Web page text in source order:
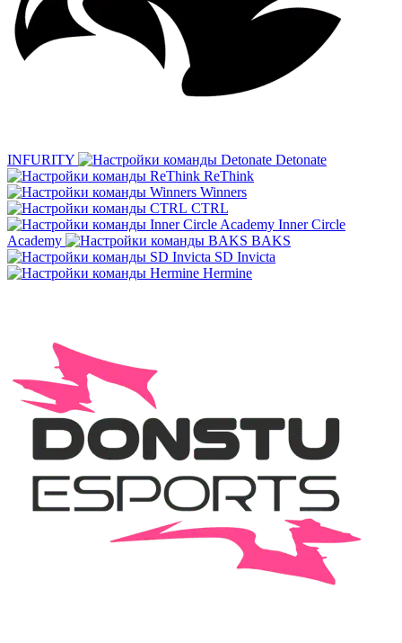
INFURITY
Detonate
ReThink
Winners
CTRL
Inner Circle
Academy
BAKS
SD Invicta
Hermine